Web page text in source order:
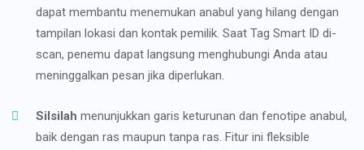
dapat membantu menemukan anabul yang hilang dengan
tampilan lokasi dan kontak pemilik. Saat Tag Smart ID di-
scan, penemu dapat langsung menghubungi Anda atau
meninggalkan pesan jika diperlukan.
Silsilah menunjukkan garis keturunan dan fenotipe anabul,
baik dengan ras maupun tanpa ras. Fitur ini fleksible